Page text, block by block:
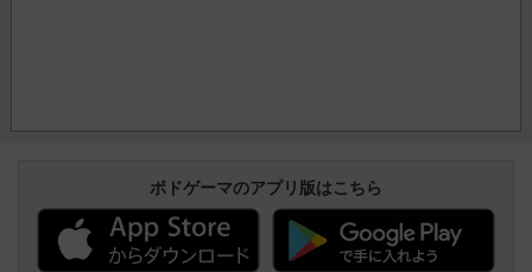
ボドゲーマのアプリ版はこちら